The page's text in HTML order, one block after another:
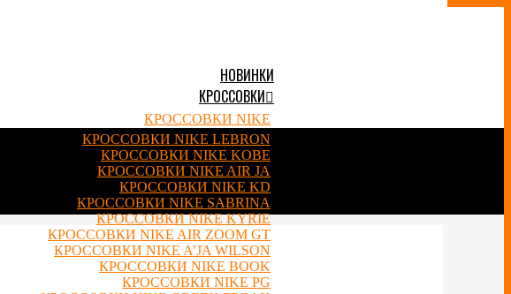
НОВИНКИ
КРОССОВКИ
КРОССОВКИ NIKE
КРОССОВКИ NIKE LEBRON
КРОССОВКИ NIKE KOBE
КРОССОВКИ NIKE AIR JA
КРОССОВКИ NIKE KD
КРОССОВКИ NIKE SABRINA
КРОССОВКИ NIKE KYRIE
КРОССОВКИ NIKE AIR ZOOM GT
КРОССОВКИ NIKE A’JA WILSON
КРОССОВКИ NIKE BOOK
КРОССОВКИ NIKE PG